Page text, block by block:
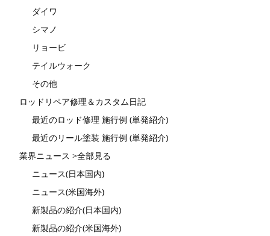
ダイワ
シマノ
リョービ
テイルウォーク
その他
ロッドリペア修理＆カスタム日記
最近のロッド修理 施行例 (単発紹介)
最近のリール塗装 施行例 (単発紹介)
業界ニュース >全部見る
ニュース(日本国内)
ニュース(米国海外)
新製品の紹介(日本国内)
新製品の紹介(米国海外)